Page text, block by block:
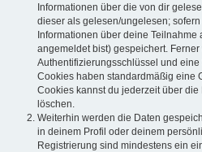
Informationen über die von dir
dieser als gelesen/ungelesen;
Informationen über deine Teilnahme
angemeldet bist) gespeichert.
Authentifizierungsschlüssel und
Cookies haben standardmäßig eine
Cookies kannst du jederzeit über die
löschen.
Weiterhin werden die Daten
in deinem Profil oder deinem
Registrierung sind mindestens ein